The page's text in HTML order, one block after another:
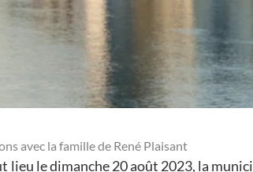
avec la famille de René Plaisant
le dimanche 20 août 2023, la